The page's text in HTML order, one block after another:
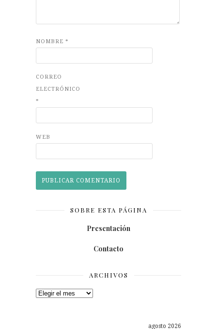
NOMBRE *
CORREO
ELECTRÓNICO
*
WEB
SOBRE ESTA PÁGINA
Presentación
Contacto
ARCHIVOS
Archivos
agosto 2026